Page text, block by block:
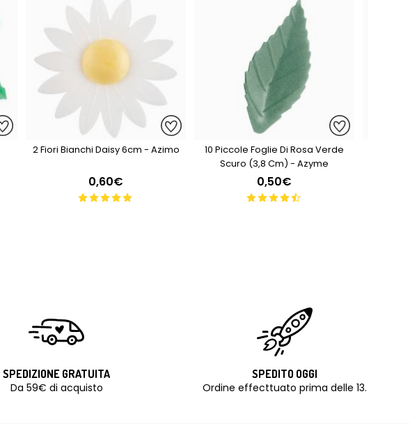
2 Fiori Bianchi Daisy 6cm - Azimo
0,60€
10 Piccole Foglie Di Rosa Verde
Scuro (3,8 Cm) - Azyme
0,50€
SPEDIZIONE GRATUITA
Da 59€ di acquisto
SPEDITO OGGI
Ordine effecttuato prima delle 13.